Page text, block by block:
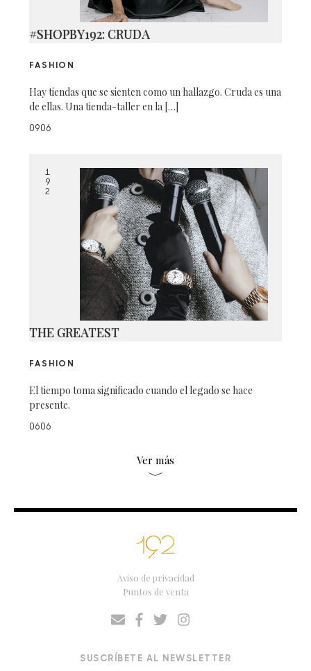
#SHOPBY192: CRUDA
FASHION
Hay tiendas que se sienten como un hallazgo. Cruda es una
de ellas. Una tienda-taller en la […]
0906
1
9
2
THE GREATEST
FASHION
El tiempo toma significado cuando el legado se hace
presente.
0606
Ver más
Aviso de privacidad
Puntos de venta
SUSCRÍBETE AL NEWSLETTER